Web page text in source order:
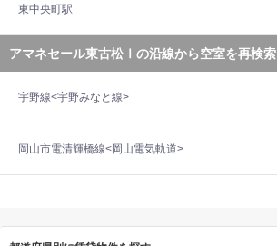
東中央町駅
アマネセール東古松Ⅰの沿線から空室を再検索
宇野線<宇野みなと線>
岡山市電清輝橋線<岡山電気軌道>